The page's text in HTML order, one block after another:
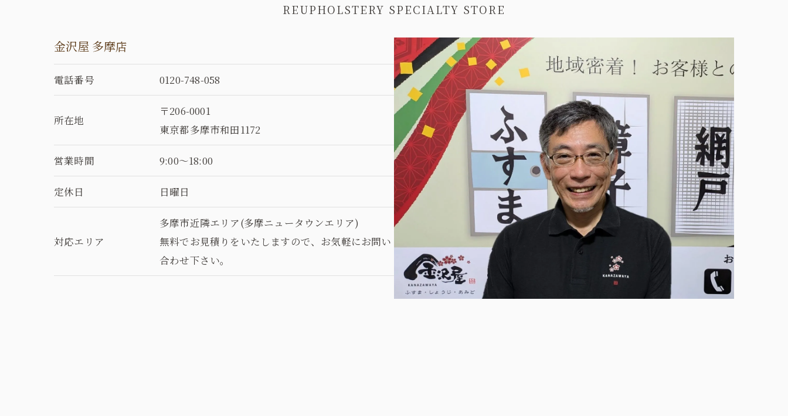
REUPHOLSTERY SPECIALTY STORE
金沢屋 多摩店
電話番号 0120-748-058
所在地
〒206-0001
東京都多摩市和田1172
営業時間 9:00～18:00
定休日 日曜日
対応エリア
多摩市近隣エリア(多摩ニュータウンエリア)
無料でお見積りをいたしますので、お気軽にお問い
合わせ下さい。
お問い合わせはこちら